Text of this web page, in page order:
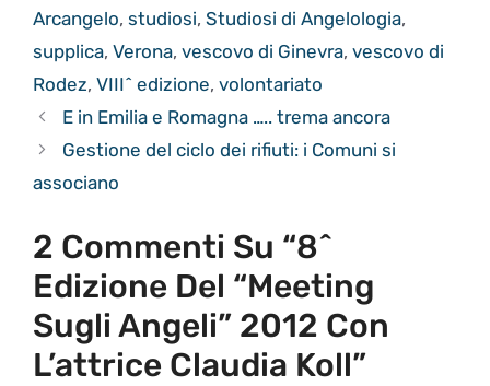
Arcangelo, studiosi, Studiosi di Angelologia,
supplica, Verona, vescovo di Ginevra, vescovo di
Rodez, VIII^ edizione, volontariato
E in Emilia e Romagna ….. trema ancora
Gestione del ciclo dei rifiuti: i Comuni si
associano
2 Commenti Su “8^
Edizione Del “Meeting
Sugli Angeli” 2012 Con
L’attrice Claudia Koll”